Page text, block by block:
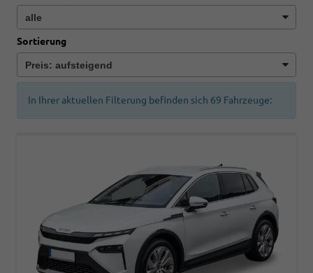
Sortierung
In Ihrer aktuellen Filterung befinden sich 69 Fahrzeuge: